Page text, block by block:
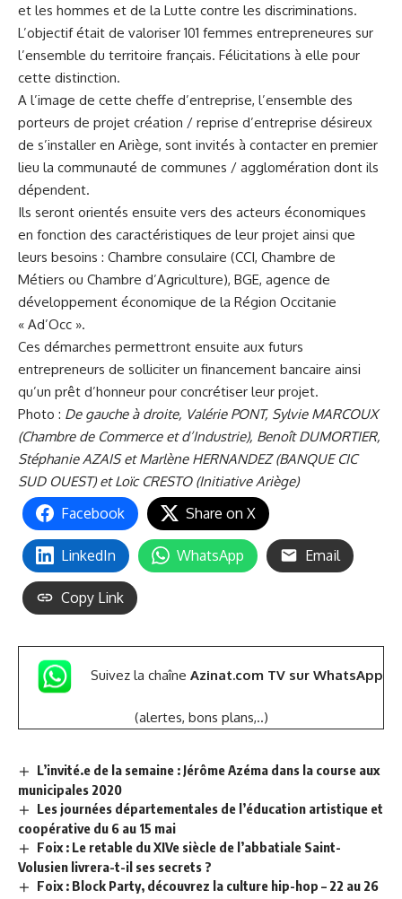
et les hommes et de la Lutte contre les discriminations.
L’objectif était de valoriser 101 femmes entrepreneures sur
l’ensemble du territoire français. Félicitations à elle pour
cette distinction.
A l’image de cette cheffe d’entreprise, l’ensemble des
porteurs de projet création / reprise d’entreprise désireux
de s’installer en Ariège, sont invités à contacter en premier
lieu la communauté de communes / agglomération dont ils
dépendent.
Ils seront orientés ensuite vers des acteurs économiques
en fonction des caractéristiques de leur projet ainsi que
leurs besoins : Chambre consulaire (CCI, Chambre de
Métiers ou Chambre d’Agriculture), BGE, agence de
développement économique de la Région Occitanie
« Ad’Occ ».
Ces démarches permettront ensuite aux futurs
entrepreneurs de solliciter un financement bancaire ainsi
qu’un prêt d’honneur pour concrétiser leur projet.
Photo : De gauche à droite, Valérie PONT, Sylvie MARCOUX
(Chambre de Commerce et d’Industrie), Benoît DUMORTIER,
Stéphanie AZAIS et Marlène HERNANDEZ (BANQUE CIC
SUD OUEST) et Loïc CRESTO (Initiative Ariège)
Facebook Share on X
LinkedIn WhatsApp Email
Copy Link
Suivez la chaîne Azinat.com TV sur WhatsApp
(alertes, bons plans,..)
L’invité.e de la semaine : Jérôme Azéma dans la course aux
municipales 2020
Les journées départementales de l’éducation artistique et
coopérative du 6 au 15 mai
Foix : Le retable du XIVe siècle de l’abbatiale Saint-
Volusien livrera-t-il ses secrets ?
Foix : Block Party, découvrez la culture hip-hop – 22 au 26